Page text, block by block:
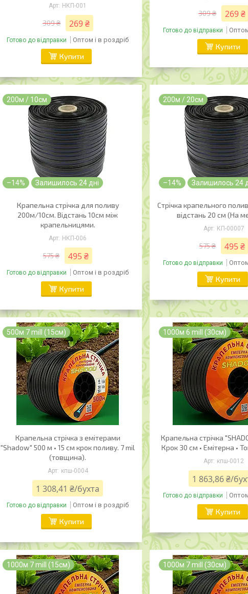
НКП-001
309 ₴ 269 ₴
Готово до відправки Оптом і в роздріб
Купити
309 ₴ 269 ₴
Готово до відправки
Купити
200м / 10см
–14% Залишилось 24 дні
Крапельна стрічка для поливу
200м/10см. Відстань 10см між
крапельницями.
НКП-006
575 ₴ 495 ₴
Готово до відправки Оптом і в роздріб
Купити
200м / 20см
–14% Залишилось 24
Стрічка крапельного
відстань 20 см (На
КП-00007
575 ₴ 495 ₴
Готово до відправки
Купити
500м 7 mill (15cм)
Крапельна стрічка з емітерами
"Shadow" 500 м • 15 см крок поливу. 7 mil
(товщина).
кпш-0004
1 308,41 ₴/бухта
Готово до відправки Оптом і в роздріб
Купити
1000м 6 mill (30cм)
Крапельна стрічка
Крок 30 см • Емітерна •
кпш-0012
1 863,86 ₴/
Готово до відправки
Купити
1000м 7 mill (15cм) 1000м 7 mill (30cм)